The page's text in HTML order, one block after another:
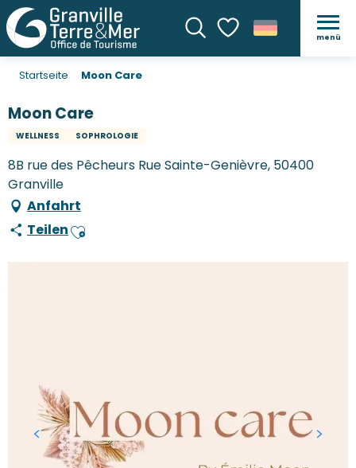
SucheVoir les favoris
menü
Startseite Moon Care
Moon Care
WELLNESS SOPHROLOGIE
8B rue des Pêcheurs Rue Sainte-Genièvre, 50400
Granville
Anfahrt
TeilenAjouter aux favoris